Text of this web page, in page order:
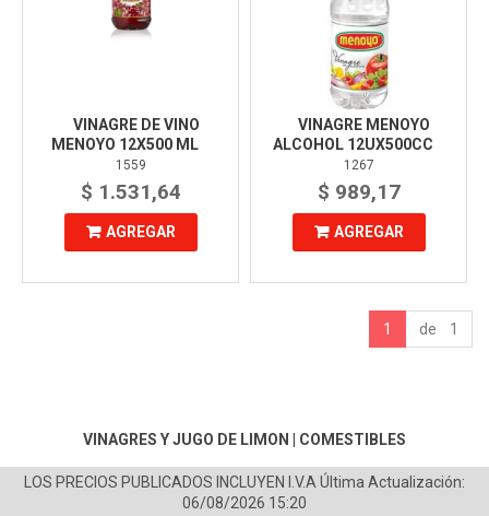
VINAGRE DE VINO
MENOYO 12X500 ML
1559
$ 1.531,64
AGREGAR
VINAGRE MENOYO
ALCOHOL 12UX500CC
1267
$ 989,17
AGREGAR
1 de 1
VINAGRES Y JUGO DE LIMON COMESTIBLES
LOS PRECIOS PUBLICADOS INCLUYEN I.V.A Última Actualización:
06/08/2026 15:20